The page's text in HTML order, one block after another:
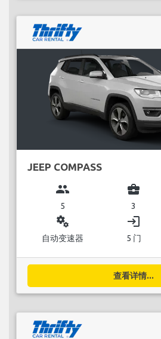
JEEP COMPASS
group
5
business_center
3
miscellaneous_services
自动变速器
login
5 门
查看详情...